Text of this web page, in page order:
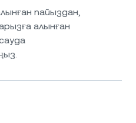
пайыздан,
алынған